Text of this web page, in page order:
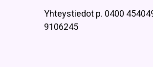
Yhteystiedot p. 0400
9106245